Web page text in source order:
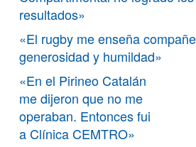
resultados»
«El rugby me enseña
generosidad y humildad»
«En el Pirineo Catalán
me dijeron que no me
operaban. Entonces fui
a Clínica CEMTRO»